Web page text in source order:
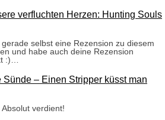
verfluchten Herzen: Hunting Souls
selbst eine Rezension zu diesem
und habe auch deine Rezension
:)…
Sünde – Einen Stripper küsst man
verdient!